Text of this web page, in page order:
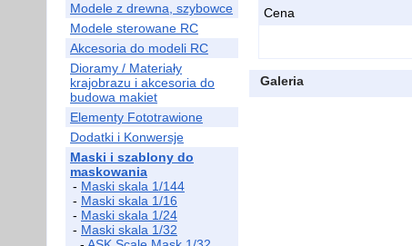
Modele z drewna, szybowce
Modele sterowane RC
Akcesoria do modeli RC
Dioramy / Materiały
krajobrazu i akcesoria do
budowa makiet
Elementy Fototrawione
Dodatki i Konwersje
Maski i szablony do
maskowania
- Maski skala 1/144
- Maski skala 1/16
- Maski skala 1/24
- Maski skala 1/32
Cena
Galeria